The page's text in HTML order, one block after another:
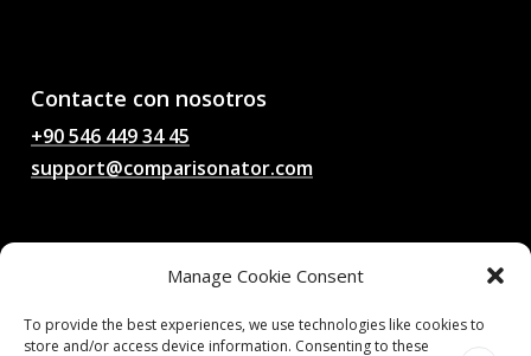
Manage Cookie Consent
To provide the best experiences, we use technologies like cookies to
store and/or access device information. Consenting to these
Contacte con nosotros
+90 546 449 34 45
support@comparisonator.com
Condiciones generales
Política de privacidad